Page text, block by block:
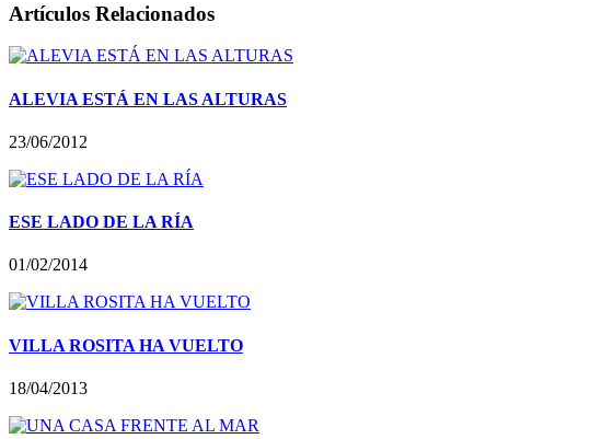
Artículos Relacionados
ALEVIA ESTÁ EN LAS ALTURAS
23/06/2012
ESE LADO DE LA RÍA
01/02/2014
VILLA ROSITA HA VUELTO
18/04/2013